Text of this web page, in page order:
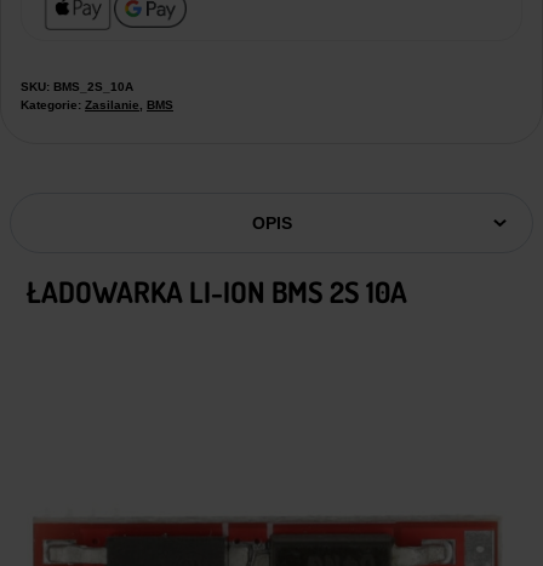
SKU: BMS_2S_10A
Kategorie: Zasilanie BMS
OPIS
ŁADOWARKA LI-ION BMS 2S 10A